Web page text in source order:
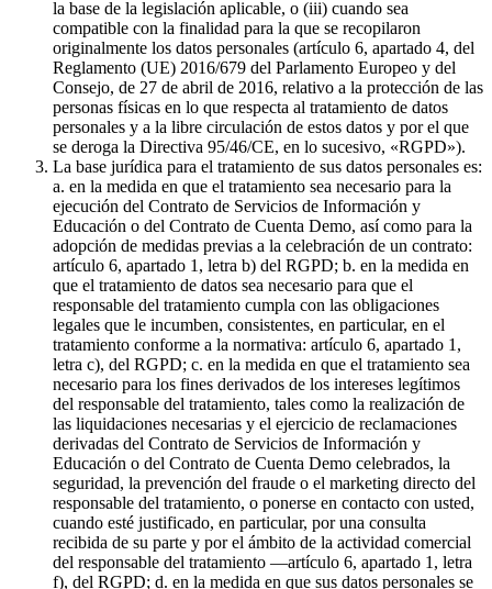
la base de la legislación aplicable, o (iii) cuando sea
compatible con la finalidad para la que se recopilaron
originalmente los datos personales (artículo 6, apartado 4, del
Reglamento (UE) 2016/679 del Parlamento Europeo y del
Consejo, de 27 de abril de 2016, relativo a la protección de las
personas físicas en lo que respecta al tratamiento de datos
personales y a la libre circulación de estos datos y por el que
se deroga la Directiva 95/46/CE, en lo sucesivo, «RGPD»).
La base jurídica para el tratamiento de sus datos personales es:
a. en la medida en que el tratamiento sea necesario para la
ejecución del Contrato de Servicios de Información y
Educación o del Contrato de Cuenta Demo, así como para la
adopción de medidas previas a la celebración de un contrato:
artículo 6, apartado 1, letra b) del RGPD; b. en la medida en
que el tratamiento de datos sea necesario para que el
responsable del tratamiento cumpla con las obligaciones
legales que le incumben, consistentes, en particular, en el
tratamiento conforme a la normativa: artículo 6, apartado 1,
letra c), del RGPD; c. en la medida en que el tratamiento sea
necesario para los fines derivados de los intereses legítimos
del responsable del tratamiento, tales como la realización de
las liquidaciones necesarias y el ejercicio de reclamaciones
derivadas del Contrato de Servicios de Información y
Educación o del Contrato de Cuenta Demo celebrados, la
seguridad, la prevención del fraude o el marketing directo del
responsable del tratamiento, o ponerse en contacto con usted,
cuando esté justificado, en particular, por una consulta
recibida de su parte y por el ámbito de la actividad comercial
del responsable del tratamiento —artículo 6, apartado 1, letra
f), del RGPD; d. en la medida en que sus datos personales se